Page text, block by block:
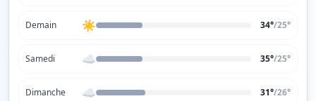
Demain ☀️ 34°/25°
Samedi ☁️ 35°/25°
Dimanche ☁️ 31°/26°